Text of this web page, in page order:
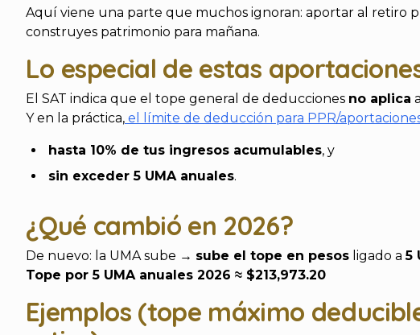
Aquí viene una parte que muchos ignoran: aportar al retiro
construyes patrimonio para mañana.
Lo especial de estas
El SAT indica que el tope general de deducciones no aplica
Y en la práctica, el límite de deducción para PPR/
hasta 10% de tus ingresos acumulables, y
sin exceder 5 UMA anuales.
¿Qué cambió en 2026?
De nuevo: la UMA sube → sube el tope en pesos ligado a5
Tope por 5 UMA anuales 2026 ≈ $213,973.20
Ejemplos (tope máximo